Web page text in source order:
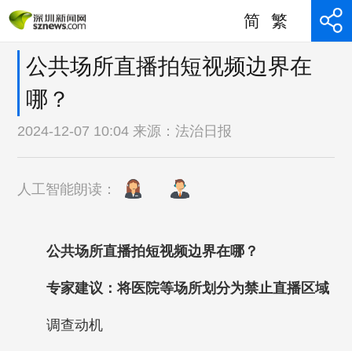
简 繁
公共场所直播拍短视频边界在
哪？
2024-12-07 10:04 来源：法治日报
人工智能朗读：
公共场所直播拍短视频边界在哪？
专家建议：将医院等场所划分为禁止直播区域
调查动机